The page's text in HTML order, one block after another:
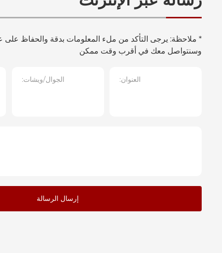
* ملاحظة: يرجى التأكد من ملء المعلومات بدقة والحفاظ على
وسنتواصل معك في أقرب وقت ممكن
العنوان: الجوال/ويشات:
إرسال الرسالة